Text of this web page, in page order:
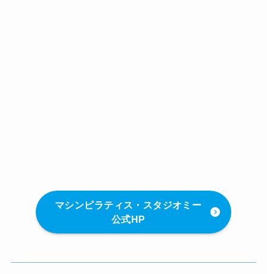
マシンピラティス・スタジオミー
公式HP